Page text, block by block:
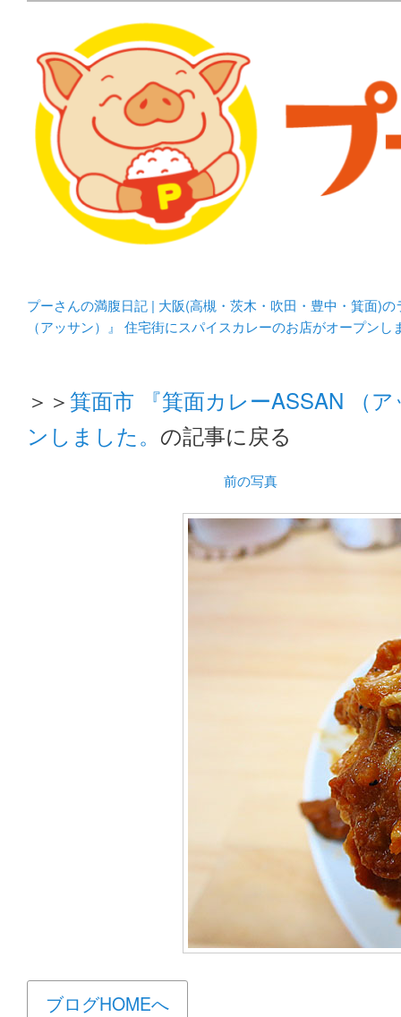
プーさんの満腹日記 |
豊中・箕面)のランチ＆
化してます。
プーさんの満腹日記 | 大阪(高槻・茨木・吹田・豊中・箕面)
（アッサン）』 住宅街にスパイスカレーのお店がオープンし
＞＞ 箕面市 『箕面カレーASSAN （
ンしました。 の記事に戻る
前の写真
ブログHOMEへ